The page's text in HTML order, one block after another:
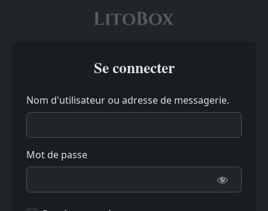
Se connecter
Nom d'utilisateur ou adresse de messagerie.
Mot de passe